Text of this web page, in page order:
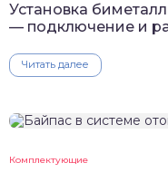
Установка
— подключение и
Читать далее
Комплектующие